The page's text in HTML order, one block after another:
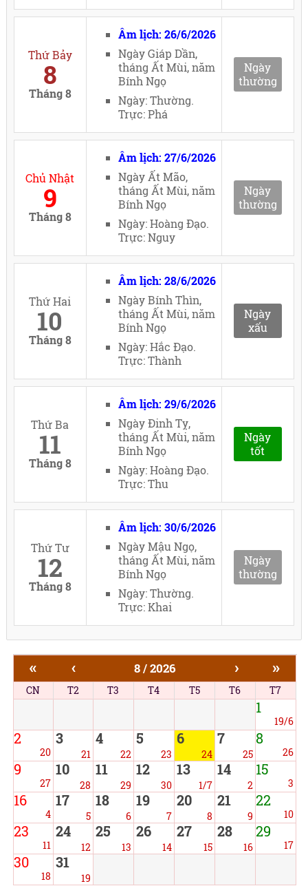
Thứ Bảy
8
Tháng 8
Âm lịch: 26/6/2026
Ngày Giáp Dần,
tháng Ất Mùi, năm
Bính Ngọ
Ngày: Thường.
Trực: Phá
Ngày
thường
Chủ Nhật
9
Tháng 8
Âm lịch: 27/6/2026
Ngày Ất Mão,
tháng Ất Mùi, năm
Bính Ngọ
Ngày: Hoàng Đạo.
Trực: Nguy
Ngày
thường
Thứ Hai
10
Tháng 8
Âm lịch: 28/6/2026
Ngày Bính Thìn,
tháng Ất Mùi, năm
Bính Ngọ
Ngày: Hắc Đạo.
Trực: Thành
Ngày
xấu
Thứ Ba
11
Tháng 8
Âm lịch: 29/6/2026
Ngày Đinh Tỵ,
tháng Ất Mùi, năm
Bính Ngọ
Ngày: Hoàng Đạo.
Trực: Thu
Ngày
tốt
Thứ Tư
12
Tháng 8
Âm lịch: 30/6/2026
Ngày Mậu Ngọ,
tháng Ất Mùi, năm
Bính Ngọ
Ngày: Thường.
Trực: Khai
Ngày
thường
« ‹ 8 / 2026 › »
CN T2 T3 T4 T5 T6 T7
1
19/6
2
20
3
21
4
22
5
23
6
24
7
25
8
26
9
27
10
28
11
29
12
30
13
1/7
14
2
15
3
16
4
17
5
18
6
19
7
20
8
21
9
22
10
23
11
24
12
25
13
26
14
27
15
28
16
29
17
30
18
31
19